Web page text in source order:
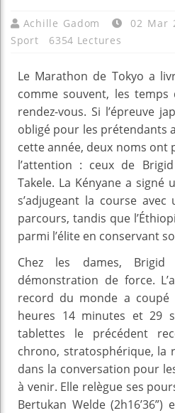
Achille Gadom 02 Mar
Sport
6354 Lectures
Le Marathon de Tokyo a
comme souvent, les temps
rendez-vous. Si l’épreuve
obligé pour les prétendants
cette année, deux noms
l’attention : ceux de
Takele. La Kényane a
s’adjugeant la course
parcours, tandis que
parmi l’élite en conservant
Chez les dames,
démonstration de force.
record du monde a coupé
heures 14 minutes et 29
tablettes le précédent
chrono, stratosphérique, la
dans la conversation pour
à venir. Elle relègue ses
Bertukan Welde